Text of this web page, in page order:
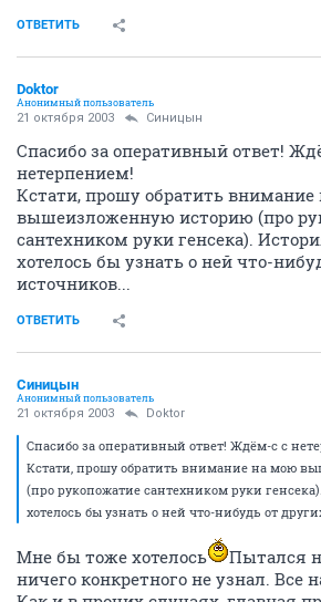
ОТВЕТИТЬ
Doktor
Анонимный пользователь
21 октября 2003 Синицын
Спасибо за оперативный ответ!
нетерпением!
Кстати, прошу обратить
вышеизложенную историю (про
сантехником руки генсека).
хотелось бы узнать о ней что-
источников...
ОТВЕТИТЬ
Синицын
Анонимный пользователь
21 октября 2003 Doktor
Спасибо за оперативный ответ! Ждём-с с
Кстати, прошу обратить внимание на мою
(про рукопожатие сантехником руки
хотелось бы узнать о ней что-нибудь от
Мне бы тоже хотелось
Пытался
ничего конкретного не узнал. Все